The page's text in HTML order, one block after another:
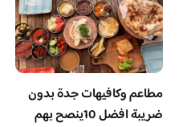
مطاعم وكافيهات جدة بدون
ضريبة افضل 10ينصح بهم